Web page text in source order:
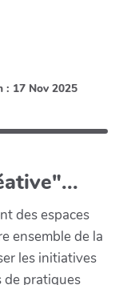
: 17 Nov 2025
des espaces
ensemble de la
les initiatives
de pratiques